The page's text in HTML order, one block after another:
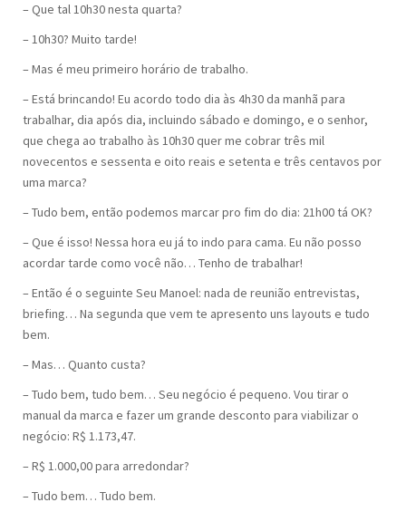
– Que tal 10h30 nesta quarta?
– 10h30? Muito tarde!
– Mas é meu primeiro horário de trabalho.
– Está brincando! Eu acordo todo dia às 4h30 da manhã para
trabalhar, dia após dia, incluindo sábado e domingo, e o senhor,
que chega ao trabalho às 10h30 quer me cobrar três mil
novecentos e sessenta e oito reais e setenta e três centavos por
uma marca?
– Tudo bem, então podemos marcar pro fim do dia: 21h00 tá OK?
– Que é isso! Nessa hora eu já to indo para cama. Eu não posso
acordar tarde como você não… Tenho de trabalhar!
– Então é o seguinte Seu Manoel: nada de reunião entrevistas,
briefing… Na segunda que vem te apresento uns layouts e tudo
bem.
– Mas… Quanto custa?
– Tudo bem, tudo bem… Seu negócio é pequeno. Vou tirar o
manual da marca e fazer um grande desconto para viabilizar o
negócio: R$ 1.173,47.
– R$ 1.000,00 para arredondar?
– Tudo bem… Tudo bem.